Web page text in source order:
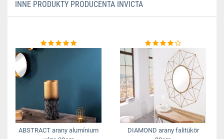
INNE PRODUKTY PRODUCENTA INVICTA
ABSTRACT arany alumínium
DIAMOND arany falitükör